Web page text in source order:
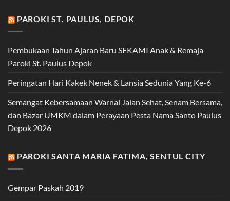
PAROKI ST. PAULUS, DEPOK
Pembukaan Tahun Ajaran Baru SEKAMI Anak & Remaja
Paroki St. Paulus Depok
Peringatan Hari Kakek Nenek & Lansia Sedunia Yang Ke-6
Semangat Kebersamaan Warnai Jalan Sehat, Senam Bersama,
dan Bazar UMKM dalam Perayaan Pesta Nama Santo Paulus
Depok 2026
PAROKI SANTA MARIA FATIMA, SENTUL CITY
Gempar Paskah 2019